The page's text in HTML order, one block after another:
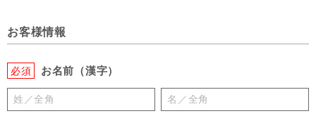
お客様情報
必須 お名前（漢字）